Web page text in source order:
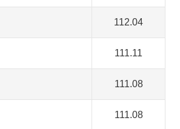
112.04
111.11
111.08
111.08